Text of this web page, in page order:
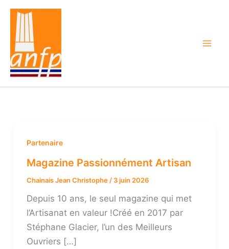
Aller
contenu
Partenaire
Magazine Passionnément Artisan
Chainais Jean Christophe / 3 juin 2026
Depuis 10 ans, le seul magazine qui met
l’Artisanat en valeur !Créé en 2017 par
Stéphane Glacier, l’un des Meilleurs
Ouvriers […]